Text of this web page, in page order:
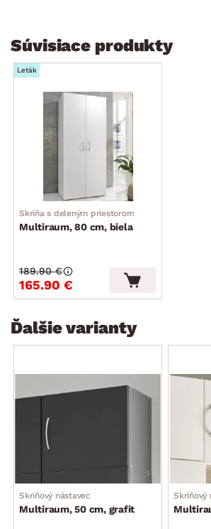
viacúčelový program nábytku
univerzálne zariaďovanie všetkých
kombináciou jednotlivých dielov ľahko
spálňu, pracovňu, domácu dielňu,
práčovňu
vyrobené v Nemecku
dodávané v demonte
Súvisiace produkty
Leták
Skriňa s deleným priestorom
Multiraum, 80 cm, biela
165.90 €
189.90 €
Ďalšie varianty
Skriňový nástavec
Multiraum, 50 cm, grafit
Skriňový